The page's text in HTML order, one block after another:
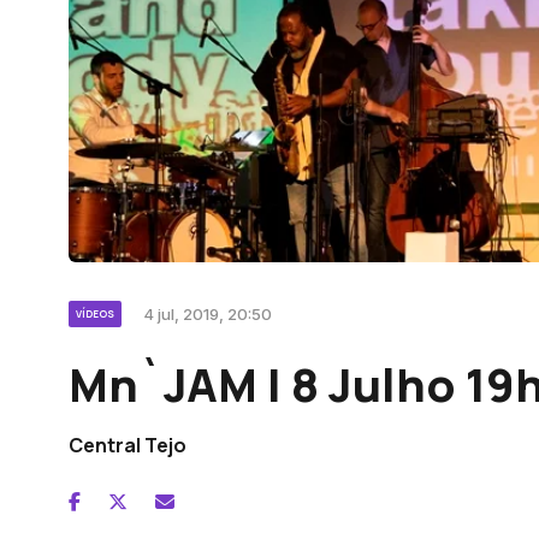
VÍDEOS 4 jul, 2019, 20:50
Mn`JAM | 8 Julho
Central Tejo